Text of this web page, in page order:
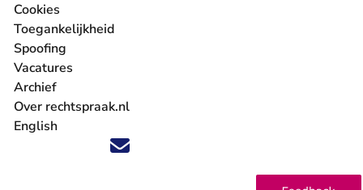
Volg ons op X (Twitter) - U verlaat Rechtspraak.nl
Volg ons op Facebook - U verlaat Rechtspraak.nl
Volg ons op Instagram - U verlaat Rechtspraak.nl
Volg ons op Youtube - U verlaat Rechtspraak.nl
Volg ons op LinkedIn - U verlaat
'Blijf op de hoogte' nieuwsbrief - U verlaat
Cookies
Toegankelijkheid
Spoofing
Vacatures
- U verlaat Rechtspraak.nl
Archief
Over rechtspraak.nl
English